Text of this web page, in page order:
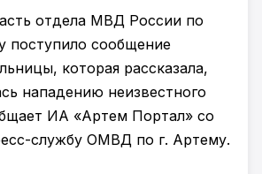
отдела МВД России по
поступило сообщение
которая рассказала,
нападению неизвестного
ИА «Артем Портал» со
службу ОМВД по г. Артему.